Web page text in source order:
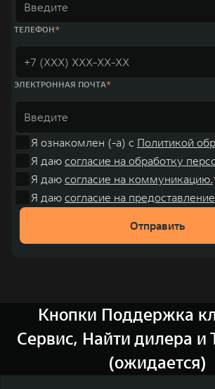
ТЕЛЕФОН
ЭЛЕКТРОННАЯ ПОЧТА
Я ознакомлен (-а) с Политикой
Я даю согласие на обработку
Я даю согласие на коммуникацию.
Я даю согласие на
Отправить
Кнопки Поддержка
Сервис, Найти дилера и
(ожидается)